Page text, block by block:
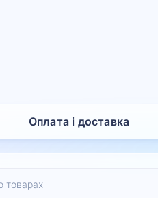
Оплата і доставка